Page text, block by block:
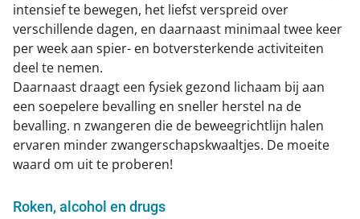
intensief te bewegen, het liefst verspreid over
verschillende dagen, en daarnaast minimaal twee keer
per week aan spier- en botversterkende activiteiten
deel te nemen.
Daarnaast draagt een fysiek gezond lichaam bij aan
een soepelere bevalling en sneller herstel na de
bevalling. n zwangeren die de beweegrichtlijn halen
ervaren minder zwangerschapskwaaltjes. De moeite
waard om uit te proberen!
Roken, alcohol en drugs